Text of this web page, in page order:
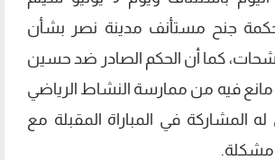
جنح مستأنف مدينة نصر بشأن
كما أن الحكم الصادر ضد حسين
مانع فيه من ممارسة النشاط الرياضي
له المشاركة في المباراة المقبلة مع
مشكلة.